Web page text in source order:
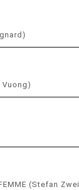
Vuong)
(Stefan